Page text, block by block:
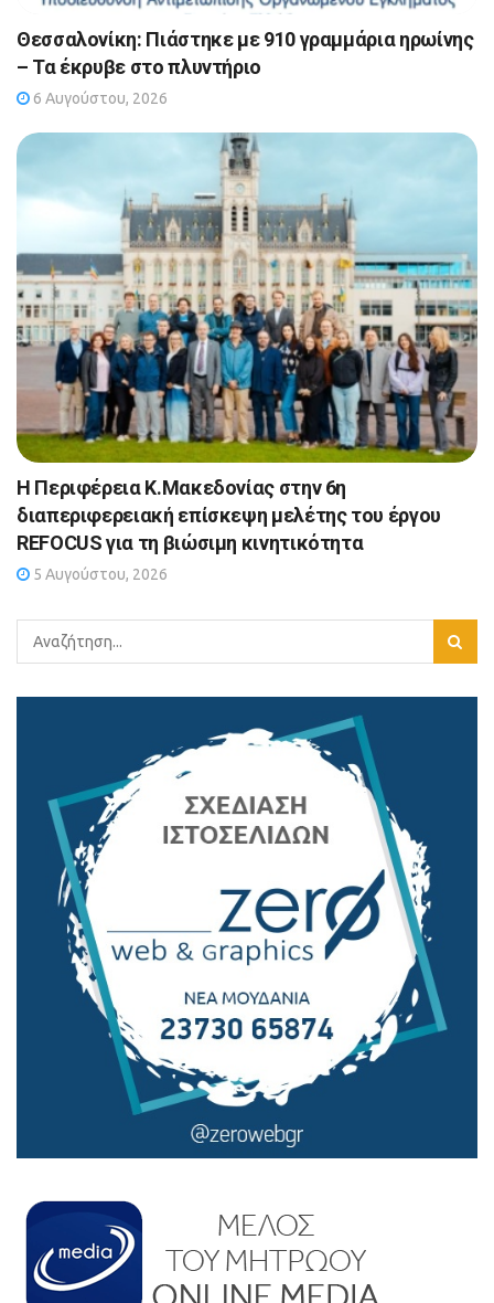
Θεσσαλονίκη: Πιάστηκε με 910 γραμμάρια ηρωίνης
– Τα έκρυβε στο πλυντήριο
6 Αυγούστου, 2026
Η Περιφέρεια Κ.Μακεδονίας στην 6η
διαπεριφερειακή επίσκεψη μελέτης του έργου
REFOCUS για τη βιώσιμη κινητικότητα
5 Αυγούστου, 2026